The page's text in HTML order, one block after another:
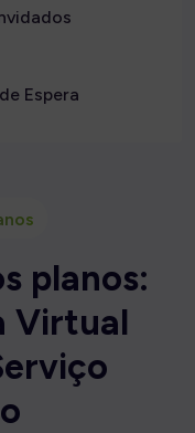
Espera
s planos:
Virtual
erviço
o